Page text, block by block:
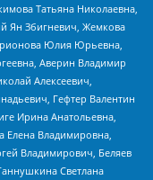
Татьяна Николаевна,
Ян Збигневич, Жемкова
Юлия Юрьевна,
Аверин Владимир
Алексеевич,
Гефтер Валентин
Ирина Анатольевна,
Елена Владимировна,
Владимирович, Беляев
Светлана